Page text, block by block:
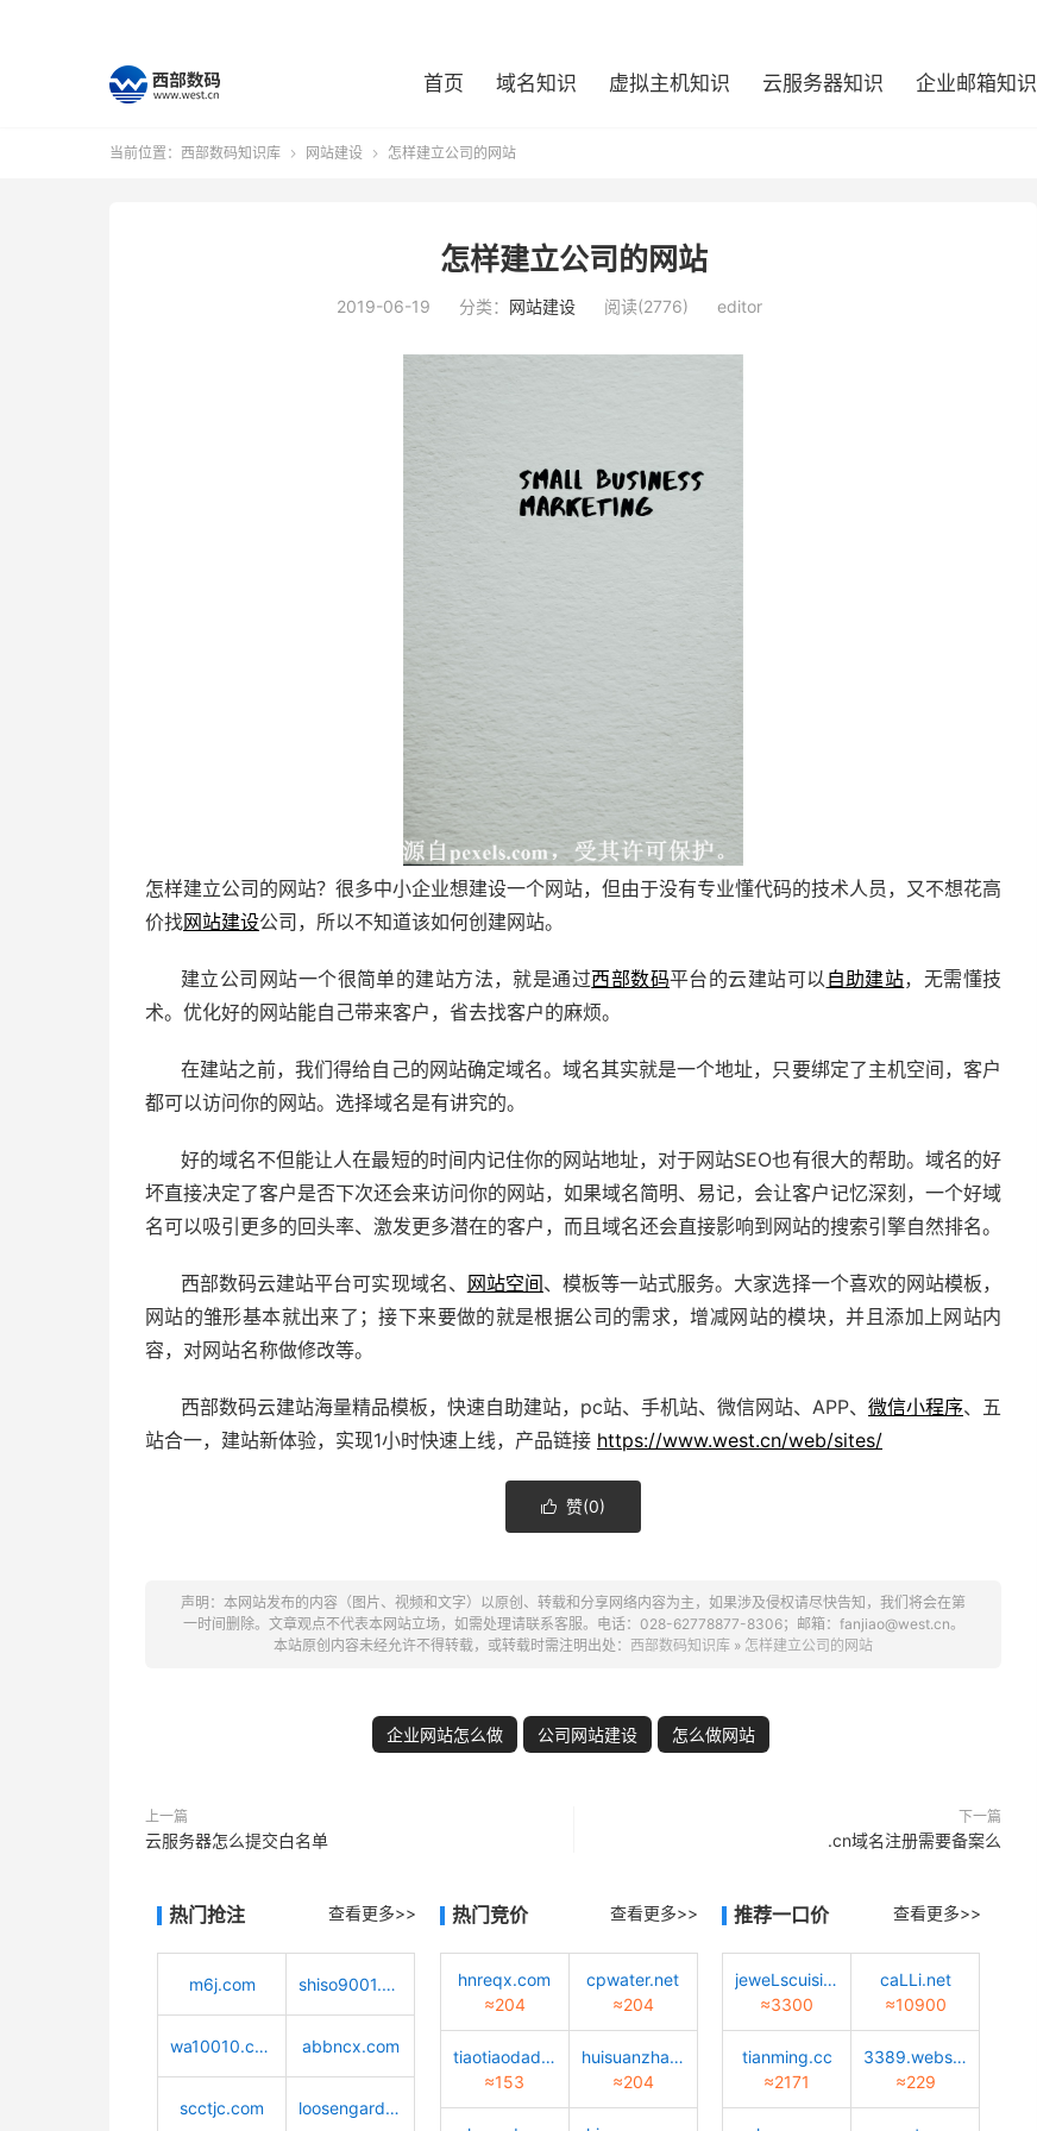
首页 域名知识 虚拟主机知识 云服务器知识 企业邮箱知识
当前位置： 西部数码知识库  网站建设  怎样建立公司的网站
怎样建立公司的网站
2019-06-19 分类： 网站建设 阅读(2776) editor
怎样建立公司的网站？很多中小企业想建设一个网站，但由于没有专业懂代码的技术人员，又不想花高
价找网站建设公司，所以不知道该如何创建网站。
建立公司网站一个很简单的建站方法，就是通过西部数码平台的云建站可以 自助建站，无需懂技
术。优化好的网站能自己带来客户，省去找客户的麻烦。
在建站之前，我们得给自己的网站确定域名。域名其实就是一个地址，只要绑定了主机空间，客户
都可以访问你的网站。选择域名是有讲究的。
好的域名不但能让人在最短的时间内记住你的网站地址，对于网站SEO也有很大的帮助。域名的好
坏直接决定了客户是否下次还会来访问你的网站，如果域名简明、易记，会让客户记忆深刻，一个好域
名可以吸引更多的回头率、激发更多潜在的客户，而且域名还会直接影响到网站的搜索引擎自然排名。
西部数码云建站平台可实现域名、 网站空间、模板等一站式服务。大家选择一个喜欢的网站模板，
网站的雏形基本就出来了；接下来要做的就是根据公司的需求，增减网站的模块，并且添加上网站内
容，对网站名称做修改等。
西部数码云建站海量精品模板，快速自助建站，pc站、手机站、微信网站、APP、 微信小程序、五
站合一，建站新体验，实现1小时快速上线，产品链接 https://www.west.cn/web/sites/
 赞(0)
声明：本网站发布的内容（图片、视频和文字）以原创、转载和分享网络内容为主，如果涉及侵权请尽快告知，我们将会在第
一时间删除。文章观点不代表本网站立场，如需处理请联系客服。电话：028-62778877-8306；邮箱：fanjiao@west.cn。
本站原创内容未经允许不得转载，或转载时需注明出处： 西部数码知识库 » 怎样建立公司的网站
企业网站怎么做 公司网站建设 怎么做网站
上一篇
云服务器怎么提交白名单
下一篇
.cn域名注册需要备案么
热门抢注 查看更多>>
m6j.com shiso9001.com
wa10010.com abbncx.com
scctjc.com loosengarden.com
热门竞价 查看更多>>
hnreqx.com
≈204
cpwater.net
≈204
tiaotiaodadao.com
≈153
huisuanzhang.sd.cn
≈204
推荐一口价 查看更多>>
jeweLscuisine.com
≈3300
caLLi.net
≈10900
tianming.cc
≈2171
3389.website
≈229